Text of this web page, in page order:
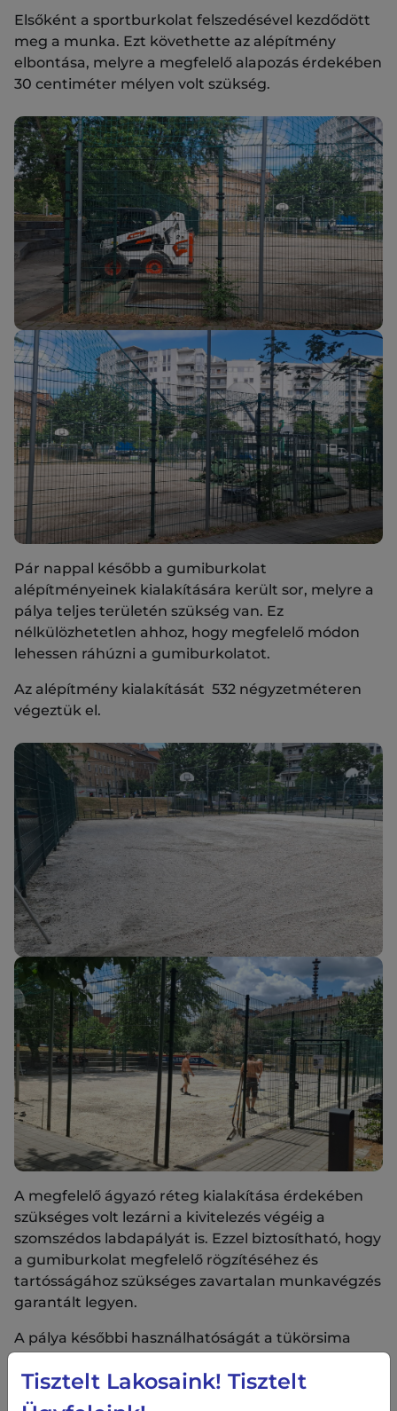
Elsőként a sportburkolat felszedésével kezdődött
meg a munka. Ezt követhette az alépítmény
elbontása, melyre a megfelelő alapozás érdekében
30 centiméter mélyen volt szükség.
Pár nappal később a gumiburkolat
alépítményeinek kialakítására került sor, melyre a
pálya teljes területén szükség van. Ez
nélkülözhetetlen ahhoz, hogy megfelelő módon
lehessen ráhúzni a gumiburkolatot.
Az alépítmény kialakítását 532 négyzetméteren
végeztük el.
A megfelelő ágyazó réteg kialakítása érdekében
szükséges volt lezárni a kivitelezés végéig a
szomszédos labdapályát is. Ezzel biztosítható, hogy
a gumiburkolat megfelelő rögzítéséhez és
tartósságához szükséges zavartalan munkavégzés
garantált legyen.
A pálya későbbi használhatóságát a tükörsima
Tisztelt Lakosaink! Tisztelt